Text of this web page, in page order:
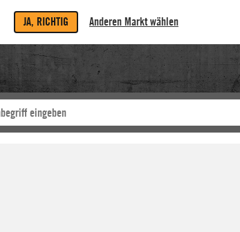
JA, RICHTIG Anderen Markt wählen